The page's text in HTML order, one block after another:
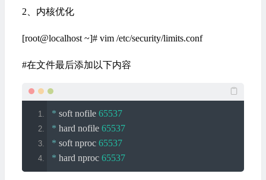
2、内核优化
[root@localhost ~]# vim /etc/security/limits.conf
#在文件最后添加以下内容
* soft nofile 65537
* hard nofile 65537
* soft nproc 65537
* hard nproc 65537